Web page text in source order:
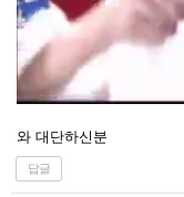
와 대단하신분
답글